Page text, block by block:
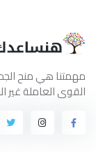
مهمتنا هي منح
القوى العاملة